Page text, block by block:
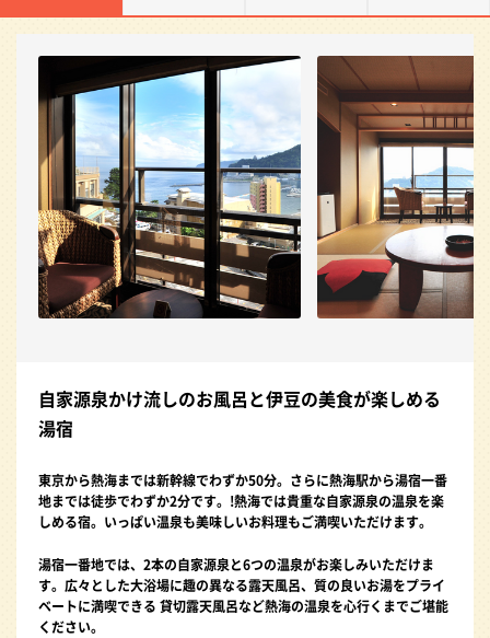
自家源泉かけ流しのお風呂と伊豆の美食が楽しめる
湯宿
東京から熱海までは新幹線でわずか50分。さらに熱海駅から湯宿一番
地までは徒歩でわずか2分です。!熱海では貴重な自家源泉の温泉を楽
しめる宿。いっぱい温泉も美味しいお料理もご満喫いただけます。
湯宿一番地では、2本の自家源泉と6つの温泉がお楽しみいただけま
す。広々とした大浴場に趣の異なる露天風呂、質の良いお湯をプライ
ベートに満喫できる 貸切露天風呂など熱海の温泉を心行くまでご堪能
ください。